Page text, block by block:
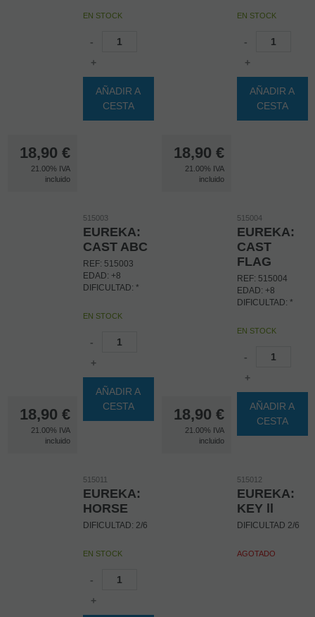
18,90 €
21.00% IVA
incluido
EN STOCK
-
+
AÑADIR A
CESTA
18,90 €
21.00% IVA
incluido
EN STOCK
-
+
AÑADIR A
CESTA
18,90 €
21.00% IVA
incluido
515003
EUREKA:
CAST ABC
REF: 515003
EDAD: +8
DIFICULTAD: *
EN STOCK
-
+
AÑADIR A
CESTA
18,90 €
21.00% IVA
incluido
515004
EUREKA:
CAST
FLAG
REF: 515004
EDAD: +8
DIFICULTAD: *
EN STOCK
-
+
AÑADIR A
CESTA
515011
EUREKA:
HORSE
DIFICULTAD: 2/6
EN STOCK
-
+
515012
EUREKA:
KEY ll
DIFICULTAD 2/6
AGOTADO